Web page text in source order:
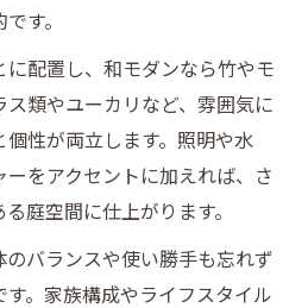
す。
に配置し、和モダンなら竹やモ
ス類やユーカリなど、雰囲気に
性が両立します。照明や水
をアクセントに加えれば、さ
庭空間に仕上がります。
バランスや使い勝手も忘れず
。家族構成やライフスタイル